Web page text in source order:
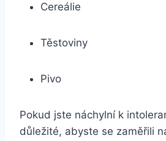
Cereálie
Těstoviny
Pivo
Pokud jste náchylní k
důležité, abyste se zaměřili